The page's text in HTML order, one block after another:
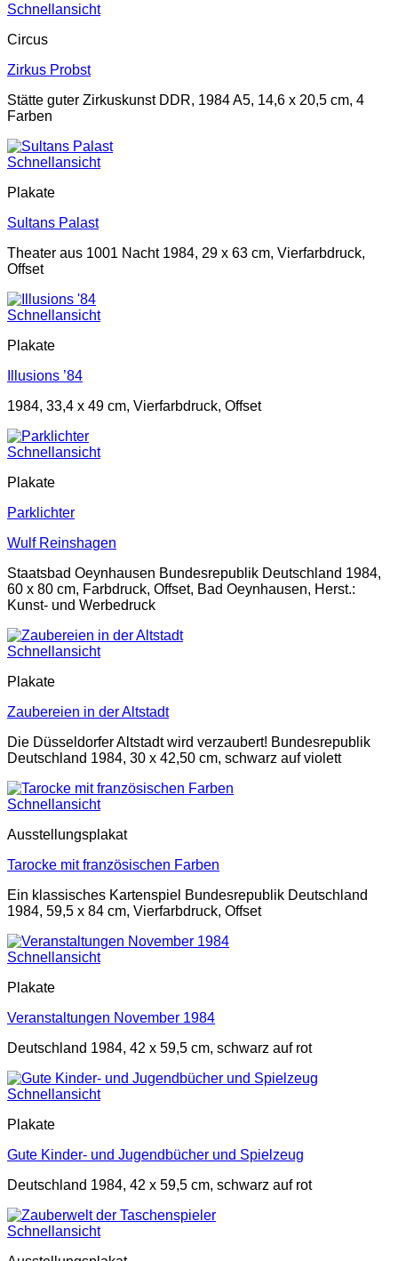
Schnellansicht
Circus
Zirkus Probst
Stätte guter Zirkuskunst DDR, 1984 A5, 14,6 x 20,5 cm, 4
Farben
Schnellansicht
Plakate
Sultans Palast
Theater aus 1001 Nacht 1984, 29 x 63 cm, Vierfarbdruck,
Offset
Schnellansicht
Plakate
Illusions ’84
1984, 33,4 x 49 cm, Vierfarbdruck, Offset
Schnellansicht
Plakate
Parklichter
Wulf Reinshagen
Staatsbad Oeynhausen Bundesrepublik Deutschland 1984,
60 x 80 cm, Farbdruck, Offset, Bad Oeynhausen, Herst.:
Kunst- und Werbedruck
Schnellansicht
Plakate
Zaubereien in der Altstadt
Die Düsseldorfer Altstadt wird verzaubert! Bundesrepublik
Deutschland 1984, 30 x 42,50 cm, schwarz auf violett
Schnellansicht
Ausstellungsplakat
Tarocke mit französischen Farben
Ein klassisches Kartenspiel Bundesrepublik Deutschland
1984, 59,5 x 84 cm, Vierfarbdruck, Offset
Schnellansicht
Plakate
Veranstaltungen November 1984
Deutschland 1984, 42 x 59,5 cm, schwarz auf rot
Schnellansicht
Plakate
Gute Kinder- und Jugendbücher und Spielzeug
Deutschland 1984, 42 x 59,5 cm, schwarz auf rot
Schnellansicht